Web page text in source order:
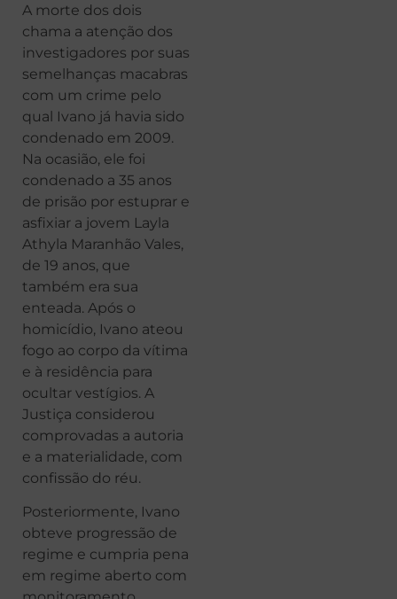
A morte dos dois
chama a atenção dos
investigadores por suas
semelhanças macabras
com um crime pelo
qual Ivano já havia sido
condenado em 2009.
Na ocasião, ele foi
condenado a 35 anos
de prisão por estuprar e
asfixiar a jovem Layla
Athyla Maranhão Vales,
de 19 anos, que
também era sua
enteada. Após o
homicídio, Ivano ateou
fogo ao corpo da vítima
e à residência para
ocultar vestígios. A
Justiça considerou
comprovadas a autoria
e a materialidade, com
confissão do réu.
Posteriormente, Ivano
obteve progressão de
regime e cumpria pena
em regime aberto com